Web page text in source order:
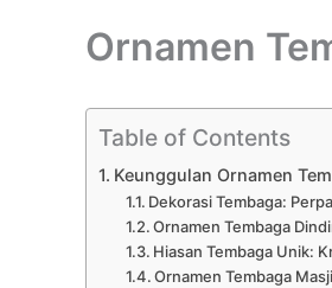
Ornamen
Table of Contents
Keunggulan Ornamen
Dekorasi Tembaga:
Ornamen Tembaga
Hiasan Tembaga Unik:
Ornamen Tembaga